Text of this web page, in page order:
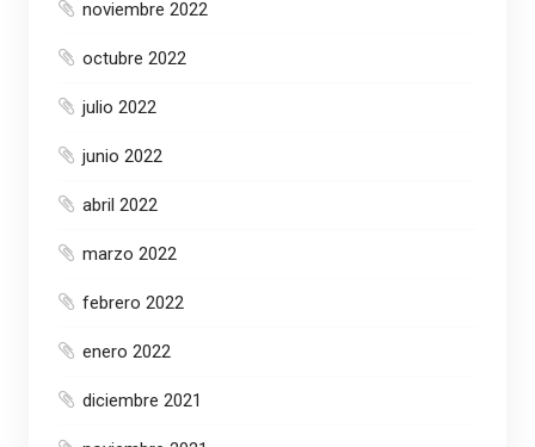
noviembre 2022
octubre 2022
julio 2022
junio 2022
abril 2022
marzo 2022
febrero 2022
enero 2022
diciembre 2021